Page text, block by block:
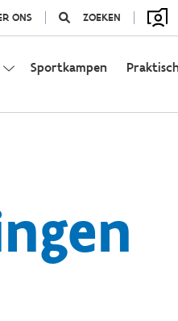
ONS ZOEKEN
Sportkampen